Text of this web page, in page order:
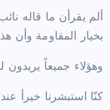
ألم يقرأن ما قاله
بخيار المقاومة وأن
وهؤلاء جميعاً يريدون
كنّا استبشرنا خيرأ